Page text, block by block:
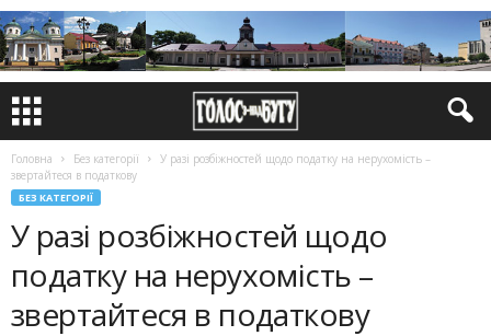
Головна Без категорії
У разі розбіжностей щодо податку на нерухомість –
звертайтеся в податкову
БЕЗ КАТЕГОРІЇ
У разі розбіжностей щодо
податку на нерухомість –
звертайтеся в податкову